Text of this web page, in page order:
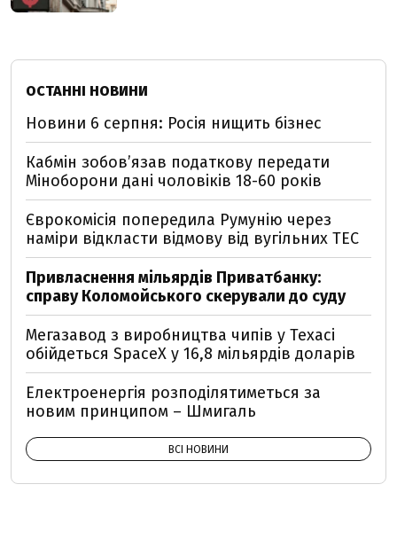
ОСТАННІ НОВИНИ
Новини 6 серпня: Росія нищить бізнес
Кабмін зобовʼязав податкову передати
Міноборони дані чоловіків 18-60 років
Єврокомісія попередила Румунію через
наміри відкласти відмову від вугільних ТЕС
Привласнення мільярдів Приватбанку:
справу Коломойського скерували до суду
Мегазавод з виробництва чипів у Техасі
обійдеться SpaceX у 16,8 мільярдів доларів
Електроенергія розподілятиметься за
новим принципом – Шмигаль
ВСІ НОВИНИ